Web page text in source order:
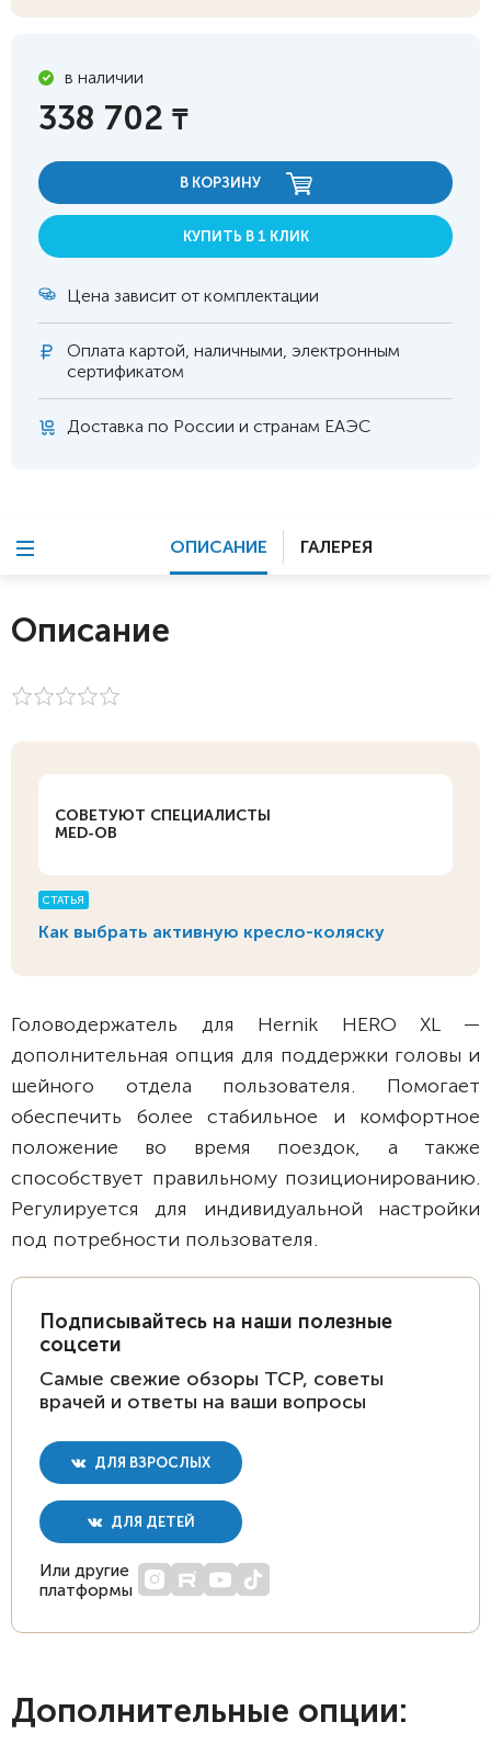
в наличии
338 702 ₸
В КОРЗИНУ
КУПИТЬ В 1 КЛИК
Цена зависит от комплектации
Оплата картой, наличными, электронным
сертификатом
Доставка по России и странам ЕАЭС
ОПИСАНИЕ ГАЛЕРЕЯ
Описание
СОВЕТУЮТ СПЕЦИАЛИСТЫ
MED-OB
СТАТЬЯ
Как выбрать активную кресло-коляску
Головодержатель для Hernik HERO XL —
дополнительная опция для поддержки головы и
шейного отдела пользователя. Помогает
обеспечить более стабильное и комфортное
положение во время поездок, а также
способствует правильному позиционированию.
Регулируется для индивидуальной настройки
под потребности пользователя.
Подписывайтесь на наши полезные
соцсети
Самые свежие обзоры ТСР, советы
врачей и ответы на ваши вопросы
ДЛЯ ВЗРОСЛЫХ
ДЛЯ ДЕТЕЙ
Или другие
платформы
Дополнительные опции: